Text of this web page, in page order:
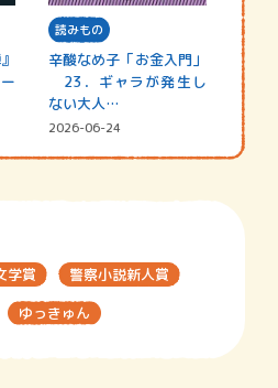
読みもの
辛酸なめ子「お金入門」
23．ギャラが発生し
ない大人…
2026-06-24
学賞
警察小説新人賞
ゆっきゅん